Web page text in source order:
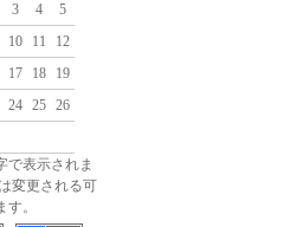
3 4
5
10 11
12
17 18
19
24 25 26
で表示されま
変更される可
。